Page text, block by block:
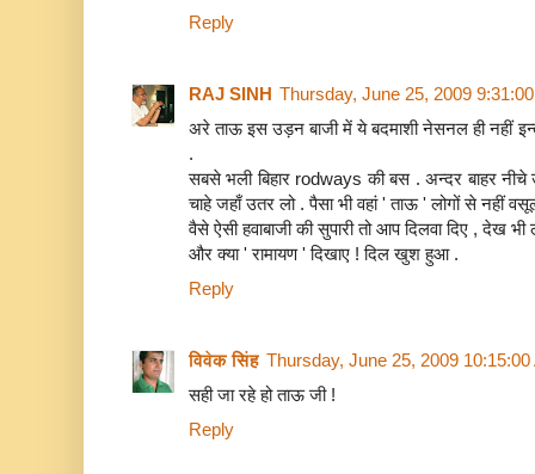
Reply
RAJ SINH Thursday, June 25, 2009
अरे ताऊ इस उड़न बाजी में ये बदमाशी नेसनल ही नहीं
.
सबसे भली बिहार rodways की बस . अन्दर बाहर नीचे
चाहे जहाँ उतर लो . पैसा भी वहां ' ताऊ ' लोगों से नहीं
वैसे ऐसी हवाबाजी की सुपारी तो आप दिलवा दिए , देख भी
और क्या ' रामायण ' दिखाए ! दिल खुश हुआ .
Reply
विवेक सिंह Thursday, June 25, 2009 10:15:00
सही जा रहे हो ताऊ जी !
Reply